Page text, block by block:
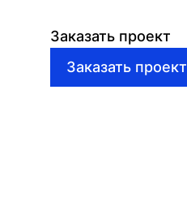
Заказать проект